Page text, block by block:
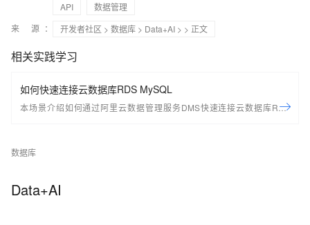
API
数据管理
来 源：
开发者社区 > 数据库 > Data+AI > > 正文
相关实践学习
如何快速连接云数据库RDS MySQL
本场景介绍如何通过阿里云数据管理服务DMS快速连接云数据库RDS
数据库
Data+AI